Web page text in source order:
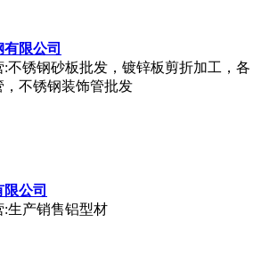
限公司
:不锈钢砂板批发，镀锌板剪折加工，各
不锈钢装饰管批发
公司
:生产销售铝型材